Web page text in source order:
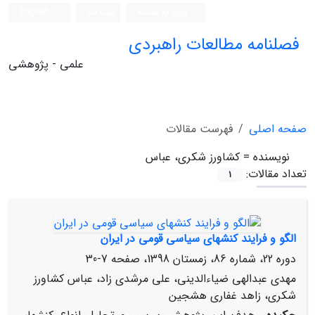
فصلنامه مطالعات راهبردی
علمی - پژوهشی
صفحه اصلی
فهرست مقالات
نویسنده = کشاورز شکری، عباس
تعداد مقالات:
1
الگو و فرایند کنش‏های سیاسی قومی در ایران
دوره 22، شماره 86، زمستان 1398، صفحه
7-30
مهدی عبدالهی ضیاءالدینی، علی مرشدی‏ زاد، عباس کشاورز
شکری، زاهد غفاری هشجین